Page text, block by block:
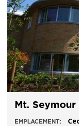
Mt.
EMPLACEMENT: